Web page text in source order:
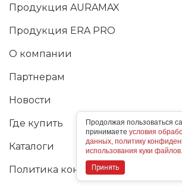
Продукция AURAMAX
Продукция ERA PRO
О компании
Партнерам
Новости
Где купить
Каталоги
Политика конфиденциальности
Продолжая пользоваться
принимаете условия
данных, политику
использования куки файлов.
Принять